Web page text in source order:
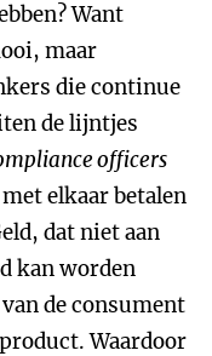
Want
maar
die continue
de lijntjes
officers
elkaar betalen
dat niet aan
kan worden
de consument
Waardoor